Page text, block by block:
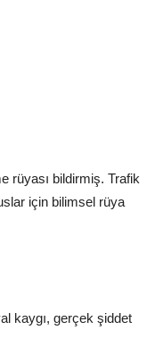
rüyası bildirmiş. Trafik
için bilimsel rüya
kaygı, gerçek şiddet